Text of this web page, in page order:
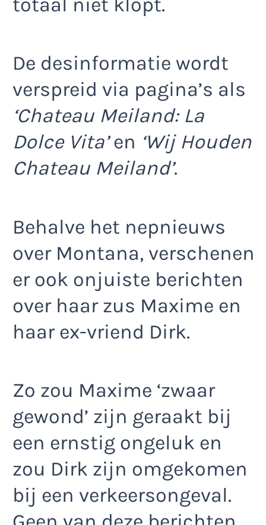
De desinformatie wordt
verspreid via pagina’s als
‘Chateau Meiland: La
Dolce Vita’en ‘Wij Houden
Chateau Meiland’.
Behalve het nepnieuws
over Montana, verschenen
er ook onjuiste berichten
over haar zus Maxime en
haar ex-vriend Dirk.
Zo zou Maxime ‘zwaar
gewond’ zijn geraakt bij
een ernstig ongeluk en
zou Dirk zijn omgekomen
bij een verkeersongeval.